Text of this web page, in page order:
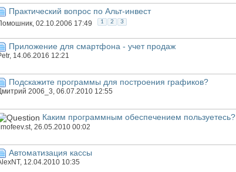
Практический вопрос по Альт-инвест
, 02.10.2006 17:49 1 2 3
Приложение для смартфона - учет продаж
, 14.06.2016 12:21
Подскажите программы для построения графиков?
2006_3, 06.07.2010 12:55
Каким программным обеспечением пользуетесь?
, 26.05.2010 00:02
Автоматизация кассы
, 12.04.2010 10:35